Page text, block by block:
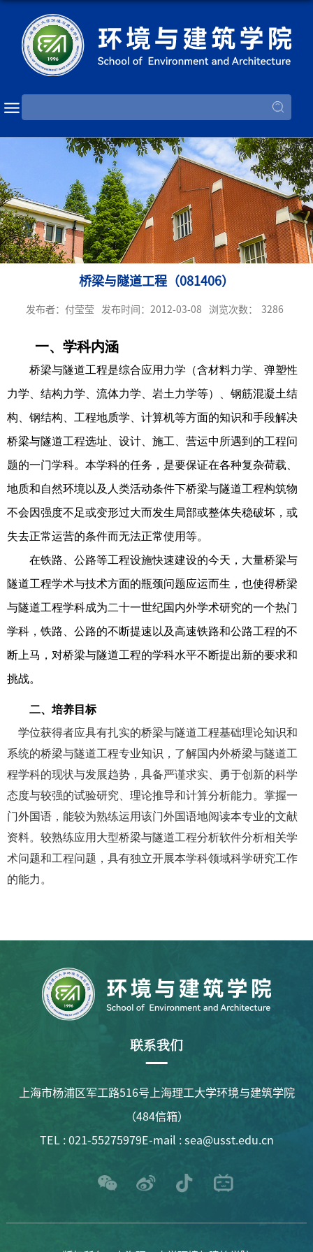
桥梁与隧道工程（081406）
发布者：付莹莹 发布时间：2012-03-08 浏览次数： 3286
一、学科内涵
桥梁与隧道工程是综合应用力学（含材料力学、弹塑性
力学、结构力学、流体力学、岩土力学等）、钢筋混凝土结
构、钢结构、工程地质学、计算机等方面的知识和手段解决
桥梁与隧道工程选址、设计、施工、营运中所遇到的工程问
题的一门学科。本学科的任务，是要保证在各种复杂荷载、
地质和自然环境以及人类活动条件下桥梁与隧道工程构筑物
不会因强度不足或变形过大而发生局部或整体失稳破坏，或
失去正常运营的条件而无法正常使用等。
在铁路、公路等工程设施快速建设的今天，大量桥梁与
隧道工程学术与技术方面的瓶颈问题应运而生，也使得桥梁
与隧道工程学科成为二十一世纪国内外学术研究的一个热门
学科，铁路、公路的不断提速以及高速铁路和公路工程的不
断上马，对桥梁与隧道工程的学科水平不断提出新的要求和
挑战。
二、培养目标
学位获得者应具有扎实的桥梁与隧道工程基础理论知识和
系统的桥梁与隧道工程专业知识，了解国内外桥梁与隧道工
程学科的现状与发展趋势，具备严谨求实、勇于创新的科学
态度与较强的试验研究、理论推导和计算分析能力。掌握一
门外国语，能较为熟练运用该门外国语地阅读本专业的文献
资料。较熟练应用大型桥梁与隧道工程分析软件分析相关学
术问题和工程问题，具有独立开展本学科领域科学研究工作
的能力。
联系我们
上海市杨浦区军工路516号上海理工大学环境与建筑学院
（484信箱）
TEL : 021-55275979E-mail : sea@usst.edu.cn